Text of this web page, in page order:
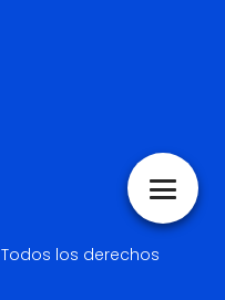
Todos los derechos